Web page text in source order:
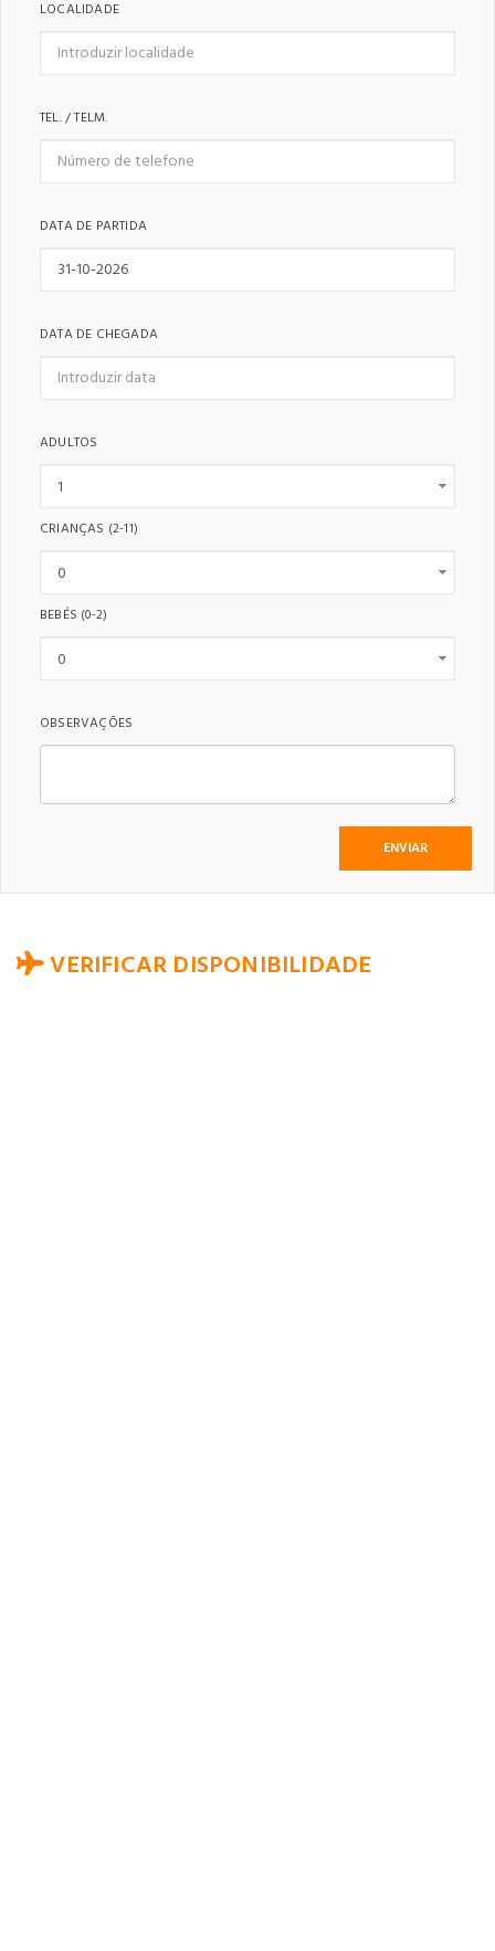
LOCALIDADE
TEL. / TELM.
DATA DE PARTIDA
DATA DE CHEGADA
ADULTOS
CRIANÇAS (2-11)
BEBÉS (0-2)
OBSERVAÇÕES
VERIFICAR DISPONIBILIDADE